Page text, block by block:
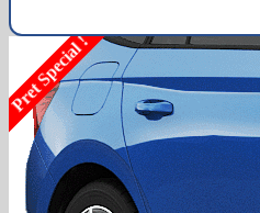
Pret Special !